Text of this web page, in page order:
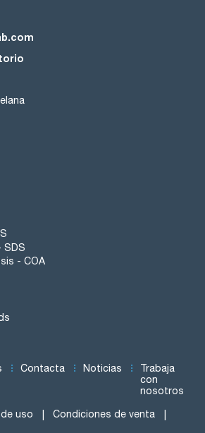
SDS
- COA
Contacta Noticias
Trabaja
con
nosotros
uso Condiciones de venta